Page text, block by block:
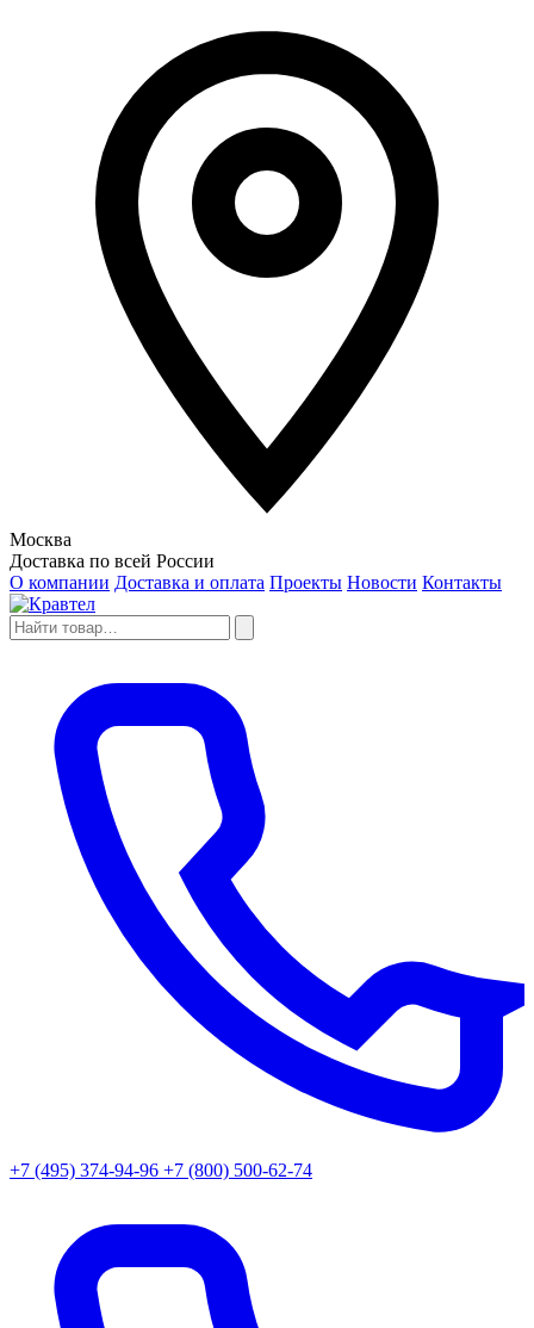
Москва
Доставка по всей России
О компании Доставка и оплата Проекты Новости Контакты
+7 (495) 374-94-96 +7 (800) 500-62-74